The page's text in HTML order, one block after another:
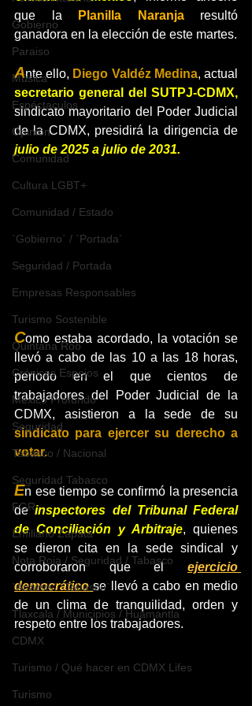
Gobierno
Paraiso
Música
Espéctaculos
Opinión
Comunidad
Cultura LGBT+
Comunidad / Estado
`Gobierno` / `Portada`
Seguridad / Portada
Empresas Responsables
Turismo Sostenible
Quintana Roo
Crónicas Espejos
México Profundo
Seguridad
Tabasco / Nacional
Seguridad Tabasco
FGR
Emiliano Zapata
Nota Roja / Seguridad / Tabasco
`Análisis` `Tabasco`
Tlaxcala / Municipios / Huamantla
CDMX
Turismo / Qué hacer en CDMX Lifes
Turismo
que la
Planilla Naranja resultó
ganadora en la elección de este martes.
Ante ello, Diego Valdéz Medina
sindicato mayoritario del Poder Judicial
julio de 2025 a julio de 2031.
Como estaba acordado, la votación se
llevó a cabo de las 10 a las 18 horas,
periodo en el que cientos de
trabajadores del Poder Judicial de la
sindicato para ejercer su derecho a
votar.
En ese tiempo se confirmó la presencia
de inspectores del Tribunal Federal
de Conciliación y Arbitraje, quienes
se dieron cita en la sede sindical y
corroboraron que el ejercicio
democrático se llevó a cabo en medio
de un clima de tranquilidad, orden y
respeto entre los trabajadores.